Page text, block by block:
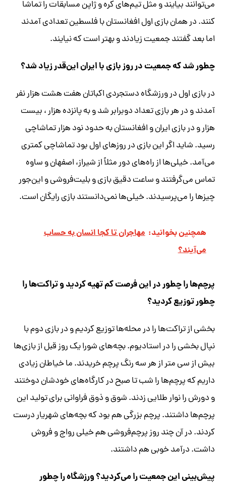
می‌توانند بیایند و مثل تیم‌های کره و ژاپن مسابقات را تماشا
کنند. در همان بازی اول افغانستان با فلسطین تعدادی آمدند
اما بعد گفتند جمعیت زیادند و بهتر است که نیایند.
چطور شد که جمعیت در روز بازی با ایران این‌قدر زیاد شد؟
در بازی اول در ورزشگاه دستجردی اکباتان هفت هشت هزار نفر
آمدند و در هر بازی تعداد دوبرابر شد و به پانزده هزار ، بیست
هزار و در بازی ایران و افغانستان به حدود نود هزار تماشاچی
رسید. شاید اگر این بازی در روزهای اول بود تماشاچی کمتری
می‌آمد. خیلی‌ها از راه‌های دور مثلاً از شیراز، اصفهان و ساوه
تماس می‌گرفتند و ساعت دقیق بازی و بلیت‌فروشی و این‌جور
چیزها را می‌پرسیدند. خیلی‌ها نمی‌دانستند بازی رایگان است.
همچنین بخوانید: مهاجران تا کجا انسان به حساب
می‌آیند؟
پرچم‌ها را چطور در این فرصت کم تهیه کردید و تراکت‌ها را
چطور توزیع کردید؟
بخشی از تراکت‌ها را در محله‌ها توزیع کردیم و در بازی دوم با
نپال بخشی را در استادیوم. بچه‌های شورا یک روز قبل از بازی‌ها
بیش از سی متر از هر سه رنگ پرچم خریدند. ما خیاطان زیادی
داریم که پرچم‌ها را شب تا صبح در کارگاه‌های خودشان دوختند
و دورش را نوار طلایی زدند. شوق و ذوق فراوانی برای تولید این
پرچم‌ها داشتند. پرچم بزرگی هم بود که بچه‌های شهریار درست
کردند. در آن چند روز پرچم‌فروشی هم خیلی رواج و فروش
داشت. درآمد خوبی هم داشتند.
پیش‌بینی این جمعیت را می‌کردید؟ ورزشگاه را چطور